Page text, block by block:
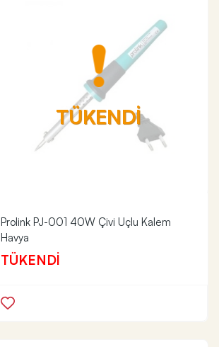
TÜKENDİ
Prolink PJ-001 40W Çivi Uçlu Kalem
Havya
TÜKENDİ